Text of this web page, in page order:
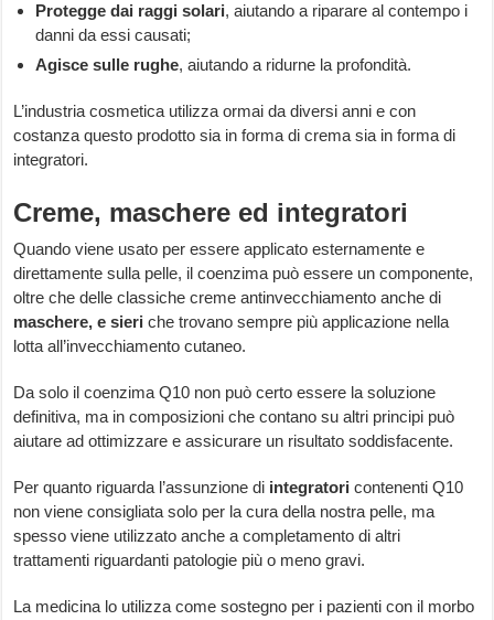
Protegge dai raggi solari, aiutando a riparare al contempo i
danni da essi causati;
Agisce sulle rughe, aiutando a ridurne la profondità.
L’industria cosmetica utilizza ormai da diversi anni e con
costanza questo prodotto sia in forma di crema sia in forma di
integratori.
Creme, maschere ed integratori
Quando viene usato per essere applicato esternamente e
direttamente sulla pelle, il coenzima può essere un componente,
oltre che delle classiche creme antinvecchiamento anche di
maschere, e sieri che trovano sempre più applicazione nella
lotta all’invecchiamento cutaneo.
Da solo il coenzima Q10 non può certo essere la soluzione
definitiva, ma in composizioni che contano su altri principi può
aiutare ad ottimizzare e assicurare un risultato soddisfacente.
Per quanto riguarda l’assunzione di integratori contenenti Q10
non viene consigliata solo per la cura della nostra pelle, ma
spesso viene utilizzato anche a completamento di altri
trattamenti riguardanti patologie più o meno gravi.
La medicina lo utilizza come sostegno per i pazienti con il morbo